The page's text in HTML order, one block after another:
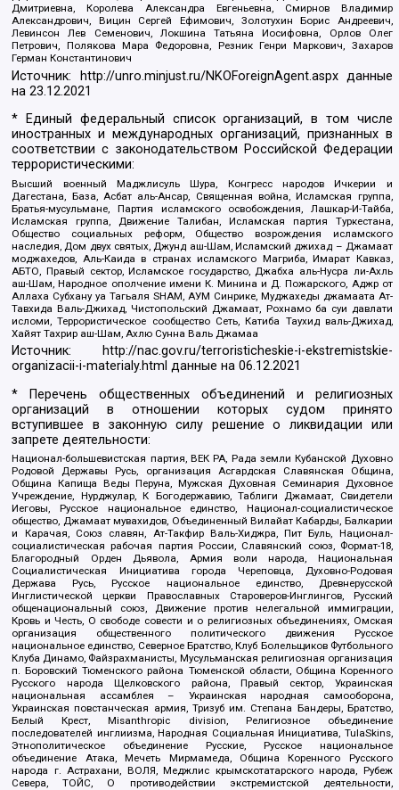
Дмитриевна, Королева Александра Евгеньевна, Смирнов Владимир
Александрович, Вицин Сергей Ефимович, Золотухин Борис Андреевич,
Левинсон Лев Семенович, Локшина Татьяна Иосифовна, Орлов Олег
Петрович, Полякова Мара Федоровна, Резник Генри Маркович, Захаров
Герман Константинович
Источник: http://unro.minjust.ru/NKOForeignAgent.aspxданные
на23.12.2021
* Единый федеральный список организаций, в том числе
иностранных и международных организаций, признанных в
соответствии с законодательством Российской Федерации
террористическими:
Высший военный Маджлисуль Шура, Конгресс народов Ичкерии и
Дагестана, База, Асбат аль-Ансар, Священная война, Исламская группа,
Братья-мусульмане, Партия исламского освобождения, Лашкар-И-Тайба,
Исламская группа, Движение Талибан, Исламская партия Туркестана,
Общество социальных реформ, Общество возрождения исламского
наследия, Дом двух святых, Джунд аш-Шам, Исламский джихад – Джамаат
моджахедов, Аль-Каида в странах исламского Магриба, Имарат Кавказ,
АБТО, Правый сектор, Исламское государство, Джабха аль-Нусра ли-Ахль
аш-Шам, Народное ополчение имени К. Минина и Д. Пожарского, Аджр от
Аллаха Субхану уа Тагьаля SHAM, АУМ Синрике, Муджахеды джамаата Ат-
Тавхида Валь-Джихад, Чистопольский Джамаат, Рохнамо ба суи давлати
исломи, Террористическое сообщество Сеть, Катиба Таухид валь-Джихад,
Хайят Тахрир аш-Шам, Ахлю Сунна Валь Джамаа
Источник:
http://nac.gov.ru/terroristicheskie-i-ekstremistskie-
organizacii-i-materialy.html данные на06.12.2021
* Перечень общественных объединений и религиозных
организаций в отношении которых судом принято
вступившее в законную силу решение о ликвидации или
запрете деятельности:
Национал-большевистская партия, ВЕК РА, Рада земли Кубанской Духовно
Родовой Державы Русь, организация Асгардская Славянская Община,
Община Капища Веды Перуна, Мужская Духовная Семинария Духовное
Учреждение, Нурджулар, К Богодержавию, Таблиги Джамаат, Свидетели
Иеговы, Русское национальное единство, Национал-социалистическое
общество, Джамаат мувахидов, Объединенный Вилайат Кабарды, Балкарии
и Карачая, Союз славян, Ат-Такфир Валь-Хиджра, Пит Буль, Национал-
социалистическая рабочая партия России, Славянский союз, Формат-18,
Благородный Орден Дьявола, Армия воли народа, Национальная
Социалистическая Инициатива города Череповца, Духовно-Родовая
Держава Русь, Русское национальное единство, Древнерусской
Инглистической церкви Православных Староверов-Инглингов, Русский
общенациональный союз, Движение против нелегальной иммиграции,
Кровь и Честь, О свободе совести и о религиозных объединениях, Омская
организация общественного политического движения Русское
национальное единство, Северное Братство, Клуб Болельщиков Футбольного
Клуба Динамо, Файзрахманисты, Мусульманская религиозная организация
п. Боровский Тюменского района Тюменской области, Община Коренного
Русского народа Щелковского района, Правый сектор, Украинская
национальная ассамблея – Украинская народная самооборона,
Украинская повстанческая армия, Тризуб им. Степана Бандеры, Братство,
Белый Крест, Misanthropic division, Религиозное объединение
последователей инглиизма, Народная Социальная Инициатива, TulaSkins,
Этнополитическое объединение Русские, Русское национальное
объединение Атака, Мечеть Мирмамеда, Община Коренного Русского
народа г. Астрахани, ВОЛЯ, Меджлис крымскотатарского народа, Рубеж
Севера, ТОЙС, О противодействии экстремистской деятельности,